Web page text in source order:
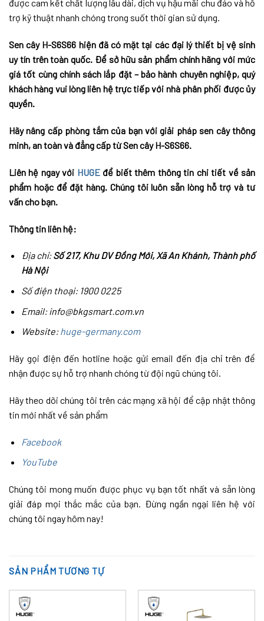
được cam kết chất lượng lâu dài, dịch vụ hậu mãi chu đáo và hỗ
trợ kỹ thuật nhanh chóng trong suốt thời gian sử dụng.
Sen cây H-S6S66 hiện đã có mặt tại các đại lý thiết bị vệ sinh
uy tín trên toàn quốc. Để sở hữu sản phẩm chính hãng với mức
giá tốt cùng chính sách lắp đặt – bảo hành chuyên nghiệp, quý
khách hàng vui lòng liên hệ trực tiếp với nhà phân phối được ủy
quyền.
Hãy nâng cấp phòng tắm của bạn với giải pháp sen cây thông
minh, an toàn và đẳng cấp từ Sen cây H-S6S66.
Liên hệ ngay với HUGEđể biết thêm thông tin chi tiết về sản
phẩm hoặc để đặt hàng. Chúng tôi luôn sẵn lòng hỗ trợ và tư
vấn cho bạn.
Thông tin liên hệ:
Địa chỉ:Số 217, Khu DV Đồng Mới, Xã An Khánh, Thành phố
Hà Nội
Số điện thoại: 1900 0225
Email: info@bkgsmart.com.vn
Website:huge-germany.com
Hãy gọi điện đến hotline hoặc gửi email đến địa chỉ trên để
nhận được sự hỗ trợ nhanh chóng từ đội ngũ chúng tôi.
Hãy theo dõi chúng tôi trên các mạng xã hội để cập nhật thông
tin mới nhất về sản phẩm
Facebook
YouTube
Chúng tôi mong muốn được phục vụ bạn tốt nhất và sẵn lòng
giải đáp mọi thắc mắc của bạn. Đừng ngần ngại liên hệ với
chúng tôi ngay hôm nay!
SẢN PHẨM TƯƠNG TỰ